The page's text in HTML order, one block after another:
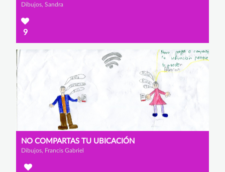
Dibujos, Sandra
9
NO COMPARTAS TU UBICACIÓN
Dibujos, Francis Gabriel